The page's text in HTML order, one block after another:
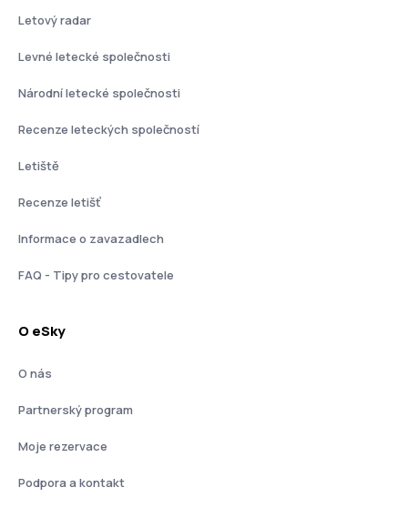
Letový radar
Levné letecké společnosti
Národní letecké společnosti
Recenze leteckých společností
Letiště
Recenze letišť
Informace o zavazadlech
FAQ - Tipy pro cestovatele
O eSky
O nás
Partnerský program
Moje rezervace
Podpora a kontakt